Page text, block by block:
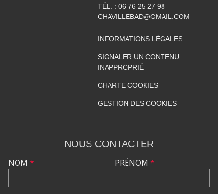
TÉL. : 06 76 25 27 98
CHAVILLEBAD@GMAIL.COM
INFORMATIONS LÉGALES
SIGNALER UN CONTENU
INAPPROPRIÉ
CHARTE COOKIES
GESTION DES COOKIES
NOUS CONTACTER
NOM * PRÉNOM *